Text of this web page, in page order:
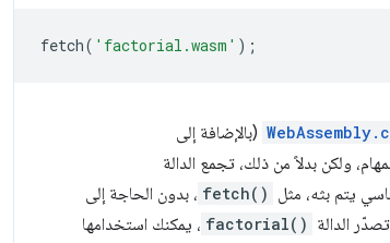
fetch( 'factorial.wasm' );
(بالإضافة إلى
ولكن بدلاً من ذلك، تجمع الدالة
fetch() ، بدون الحاجة إلى
factorial() ، يمكنك استخدامها